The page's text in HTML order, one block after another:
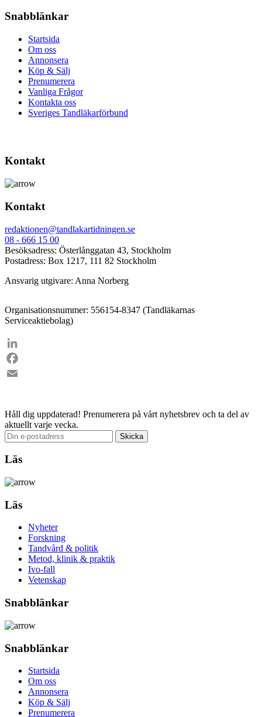
Snabblänkar
Startsida
Om oss
Annonsera
Köp & Sälj
Prenumerera
Vanliga Frågor
Kontakta oss
Sveriges Tandläkarförbund
Kontakt
Kontakt
redaktionen@tandlakartidningen.se
08 - 666 15 00
Besöksadress: Österlånggatan 43, Stockholm
Postadress: Box 1217, 111 82 Stockholm
Ansvarig utgivare: Anna Norberg
Organisationsnummer: 556154-8347 (Tandläkarnas
Serviceaktiebolag)
LinkedIn
Facebook
Håll dig uppdaterad! Prenumerera på vårt nyhetsbrev och ta del av
aktuellt varje vecka.
Läs
Läs
Nyheter
Forskning
Tandvård & politik
Metod, klinik & praktik
Ivo-fall
Vetenskap
Snabblänkar
Snabblänkar
Startsida
Om oss
Annonsera
Köp & Sälj
Prenumerera